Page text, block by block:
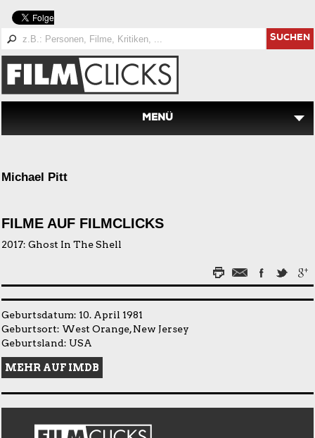
SUCHEN
MENÜ
Michael Pitt
FILME AUF FILMCLICKS
2017: Ghost In The Shell
Geburtsdatum: 10. April 1981
Geburtsort: West Orange, New Jersey
Geburtsland: USA
MEHR AUF IMDB